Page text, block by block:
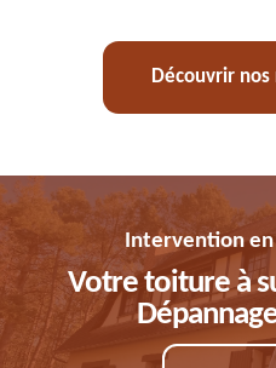
Découvrir
Intervention
Votre toiture à